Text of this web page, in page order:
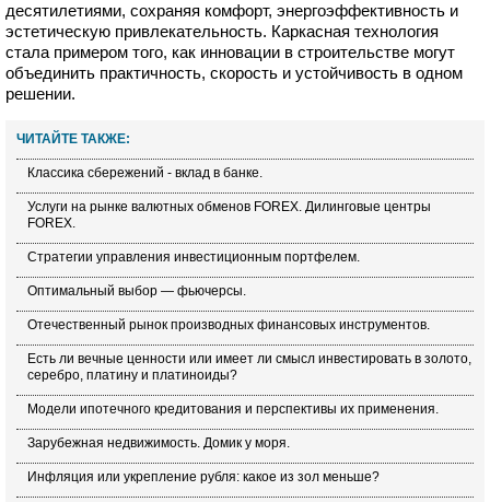
десятилетиями, сохраняя комфорт, энергоэффективность и
эстетическую привлекательность. Каркасная технология
стала примером того, как инновации в строительстве могут
объединить практичность, скорость и устойчивость в одном
решении.
ЧИТАЙТЕ ТАКЖЕ:
Классика сбережений - вклад в банке.
Услуги на рынке валютных обменов FOREX. Дилинговые центры
FOREX.
Стратегии управления инвестиционным портфелем.
Оптимальный выбор — фьючерсы.
Отечественный рынок производных финансовых инструментов.
Есть ли вечные ценности или имеет ли смысл инвестировать в золото,
серебро, платину и платиноиды?
Модели ипотечного кредитования и перспективы их применения.
Зарубежная недвижимость. Домик у моря.
Инфляция или укрепление рубля: какое из зол меньше?